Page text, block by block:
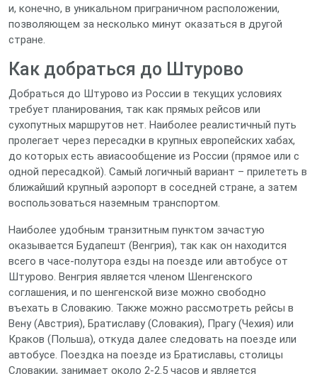
и, конечно, в уникальном приграничном расположении,
позволяющем за несколько минут оказаться в другой
стране.
Как добраться до Штурово
Добраться до Штурово из России в текущих условиях
требует планирования, так как прямых рейсов или
сухопутных маршрутов нет. Наиболее реалистичный путь
пролегает через пересадки в крупных европейских хабах,
до которых есть авиасообщение из России (прямое или с
одной пересадкой). Самый логичный вариант – прилететь в
ближайший крупный аэропорт в соседней стране, а затем
воспользоваться наземным транспортом.
Наиболее удобным транзитным пунктом зачастую
оказывается Будапешт (Венгрия), так как он находится
всего в часе-полутора езды на поезде или автобусе от
Штурово. Венгрия является членом Шенгенского
соглашения, и по шенгенской визе можно свободно
въехать в Словакию. Также можно рассмотреть рейсы в
Вену (Австрия), Братиславу (Словакия), Прагу (Чехия) или
Краков (Польша), откуда далее следовать на поезде или
автобусе. Поездка на поезде из Братиславы, столицы
Словакии, занимает около 2-2.5 часов и является